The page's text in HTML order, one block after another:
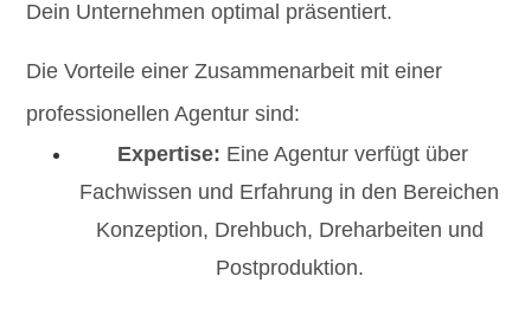
Dein Unternehmen optimal präsentiert.
Die Vorteile einer Zusammenarbeit mit einer
professionellen Agentur sind:
Expertise: Eine Agentur verfügt über
Fachwissen und Erfahrung in den Bereichen
Konzeption, Drehbuch, Dreharbeiten und
Postproduktion.